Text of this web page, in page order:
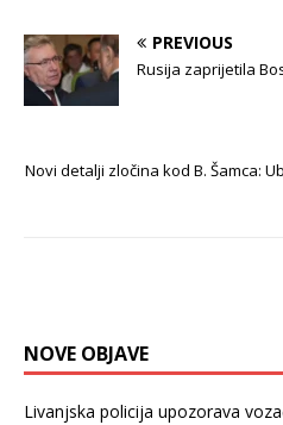
PREVIOUS
Rusija zaprijetila
Novi detalji zločina kod B. Šamca:
NOVE OBJAVE
Livanjska policija upozorava